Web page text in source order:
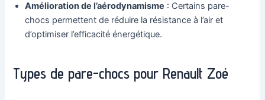
Amélioration de l’aérodynamisme : Certains pare-
chocs permettent de réduire la résistance à l’air et
d’optimiser l’efficacité énergétique.
Types de pare-chocs pour Renault Zoé